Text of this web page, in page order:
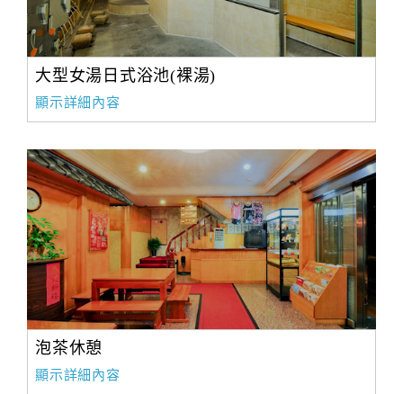
大型女湯日式浴池(裸湯)
顯示詳細內容
泡茶休憩
顯示詳細內容